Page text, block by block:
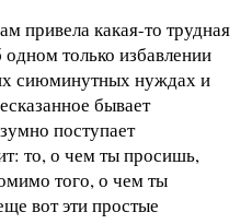
привела какая-то трудная
только избавлении
сиюминутных нуждах и
бывает
поступает
то, о чем ты просишь,
того, о чем ты
вот эти простые